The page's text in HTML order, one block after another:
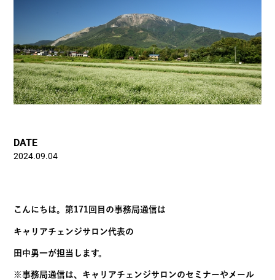
DATE
2024.09.04
こんにちは。第171回目の事務局通信は
キャリアチェンジサロン代表の
田中勇一が担当します。
※事務局通信は、 キャリアチェンジサロンのセミナーやメール